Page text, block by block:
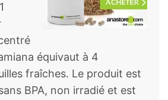
équivaut à 4
fraîches. Le produit est
BPA, non irradié et est